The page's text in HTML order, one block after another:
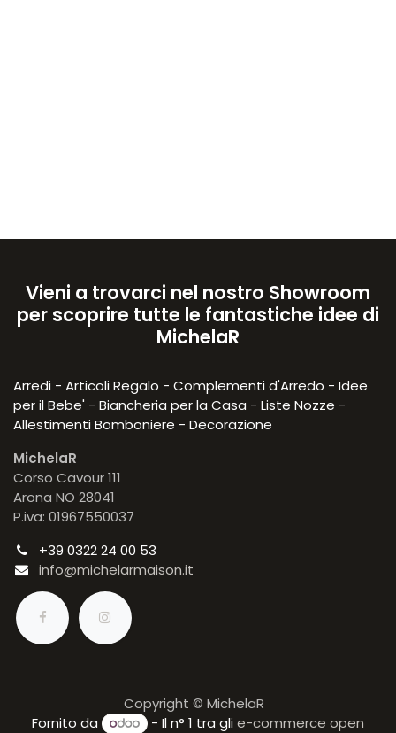
Vieni a trovarci nel nostro Showroom
per scoprire tutte le fantastiche idee di
MichelaR
Arredi - Articoli Regalo - Complementi d'Arredo - Idee
per il Bebe' - Biancheria per la Casa - Liste Nozze -
Allestimenti Bomboniere - Decorazione
MichelaR
Corso Cavour 111
Arona NO 28041
P.iva: 01967550037
+39 0322 24 00 53
info@michelarmaison.it
Copyright © MichelaR
Fornito da
- Il n° 1 tra glie-commerce open